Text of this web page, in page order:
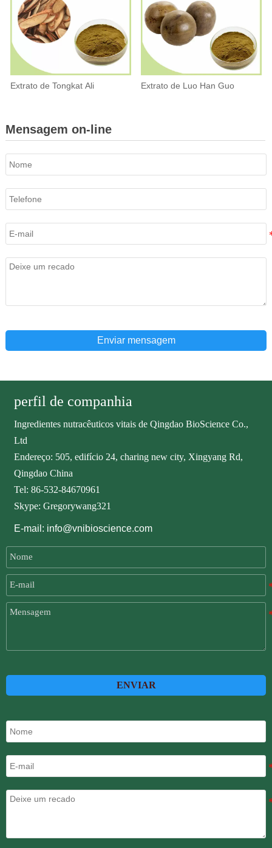
Extrato de Tongkat Ali Extrato de Luo Han Guo
Mensagem on-line
Enviar mensagem
perfil de companhia
Ingredientes nutracêuticos vitais de Qingdao BioScience Co.,
Ltd
Endereço: 505, edifício 24, charing new city, Xingyang Rd,
Qingdao China
Tel: 86-532-84670961
Skype: Gregorywang321
E-mail: info@vnibioscience.com
ENVIAR